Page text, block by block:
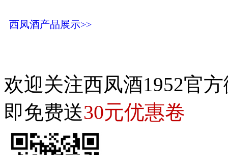
西凤酒产品展示>>
欢迎关注西凤酒1952官
即免费送30元优惠卷